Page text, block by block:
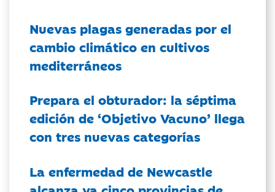
Nuevas plagas generadas por el
cambio climático en cultivos
mediterráneos
Prepara el obturador: la séptima
edición de ‘Objetivo Vacuno’ llega
con tres nuevas categorías
La enfermedad de Newcastle